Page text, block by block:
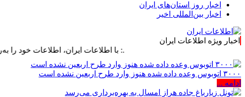
اخبار روز استان‌های ایران
اخبار بین‌المللی اخیر
اخبار ویژه اطلاعات ایران
.: با اطلاعات ایران، اطلاعات خود را به‌روز کنید :.
۳۰۰۰ اتوبوس وعده داده شده هنوز وارد طرح اربعین نشده است
ادامه ...